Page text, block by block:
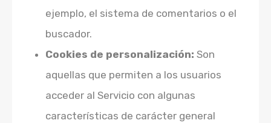
ejemplo, el sistema de comentarios o el
buscador.
Cookies de personalización: Son
aquellas que permiten a los usuarios
acceder al Servicio con algunas
características de carácter general